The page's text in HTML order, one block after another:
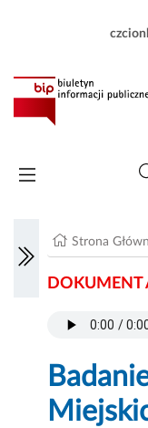
Strona
DOKUMENT